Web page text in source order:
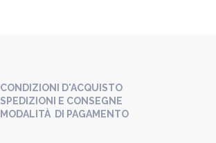
CONDIZIONI D'ACQUISTO
SPEDIZIONI E CONSEGNE
MODALITÀ DI PAGAMENTO